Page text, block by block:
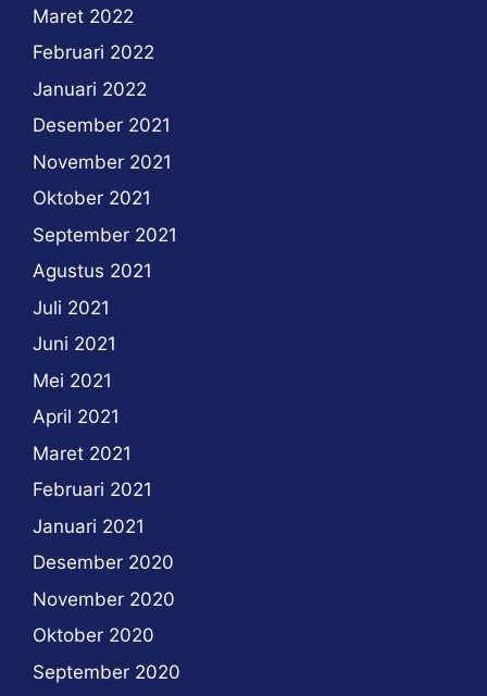
Maret 2022
Februari 2022
Januari 2022
Desember 2021
November 2021
Oktober 2021
September 2021
Agustus 2021
Juli 2021
Juni 2021
Mei 2021
April 2021
Maret 2021
Februari 2021
Januari 2021
Desember 2020
November 2020
Oktober 2020
September 2020